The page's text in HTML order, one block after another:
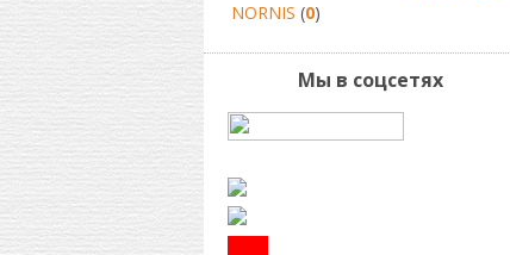
NORNIS (0)
Мы в соцсетях